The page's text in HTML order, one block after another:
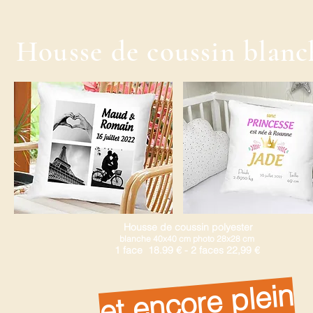
Housse de coussin
Housse de coussin polyester
blanche 40x40 cm photo 28x28 cm
1 face 18.99 € - 2 faces 22,99 €